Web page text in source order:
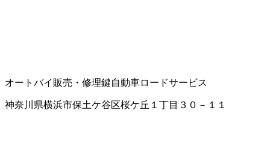
オートバイ販売・修理鍵自動車ロードサービス
神奈川県横浜市保土ケ谷区桜ケ丘１丁目３０－１１